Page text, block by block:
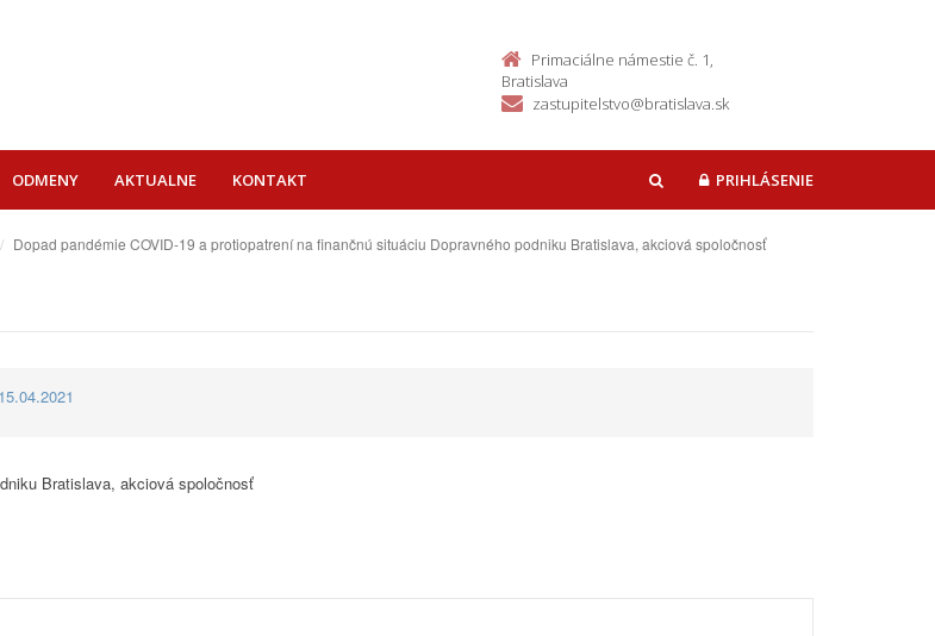
Primaciálne námestie č. 1,
Bratislava
zastupitelstvo@bratislava.sk
ODMENY AKTUALNE KONTAKT HĽADAŤPRIHLÁSENIE
Dopad pandémie COVID-19 a protiopatrení na finančnú situáciu Dopravného podniku Bratislava, akciová spoločnosť
Bratislava, akciová spoločnosť